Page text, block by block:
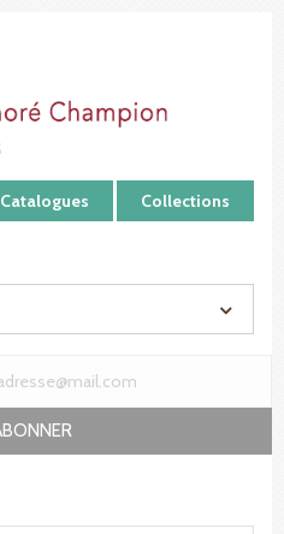
Catalogues Collections